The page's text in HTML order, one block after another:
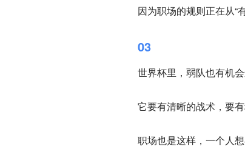
因为职场的规则正在从“
03
世界杯里，弱队也有机
它要有清晰的战术，要
职场也是这样，一个人